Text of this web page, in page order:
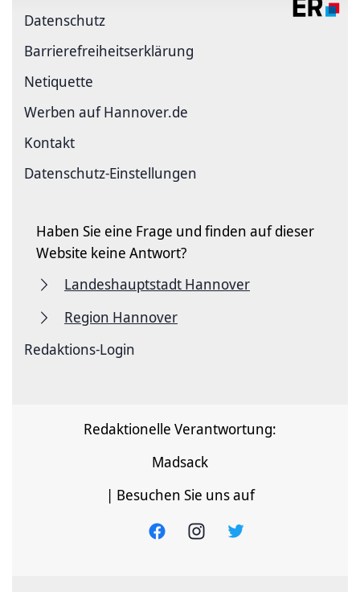
Datenschutz
Barriere­freiheits­erklärung
Netiquette
Werben auf Hannover.de
Kontakt
Datenschutz-Einstellungen
Haben Sie eine Frage und finden auf dieser
Website keine Antwort?
Landeshauptstadt Hannover
Region Hannover
Redaktions-Login
Redaktionelle Verantwortung:
Madsack
| Besuchen Sie uns auf